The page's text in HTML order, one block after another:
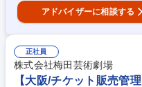
アドバイザーに相談する
正社員
株式会社梅田芸術劇場
【大阪/チケット販売管